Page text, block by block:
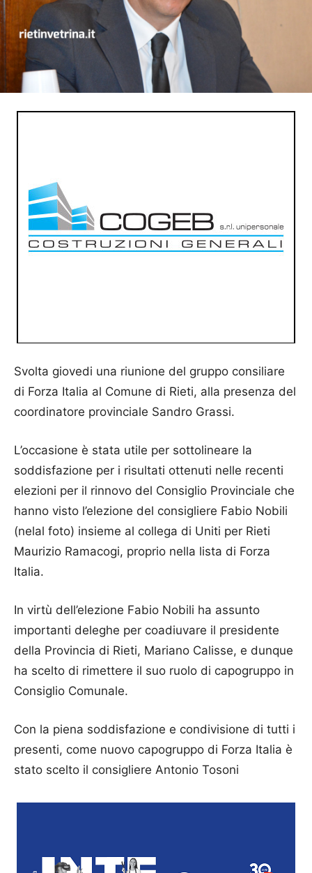
Svolta giovedi una riunione del gruppo consiliare
di Forza Italia al Comune di Rieti, alla presenza del
coordinatore provinciale Sandro Grassi.
L’occasione è stata utile per sottolineare la
soddisfazione per i risultati ottenuti nelle recenti
elezioni per il rinnovo del Consiglio Provinciale che
hanno visto l’elezione del consigliere Fabio Nobili
(nelal foto) insieme al collega di Uniti per Rieti
Maurizio Ramacogi, proprio nella lista di Forza
Italia.
In virtù dell’elezione Fabio Nobili ha assunto
importanti deleghe per coadiuvare il presidente
della Provincia di Rieti, Mariano Calisse, e dunque
ha scelto di rimettere il suo ruolo di capogruppo in
Consiglio Comunale.
Con la piena soddisfazione e condivisione di tutti i
presenti, come nuovo capogruppo di Forza Italia è
stato scelto il consigliere Antonio Tosoni